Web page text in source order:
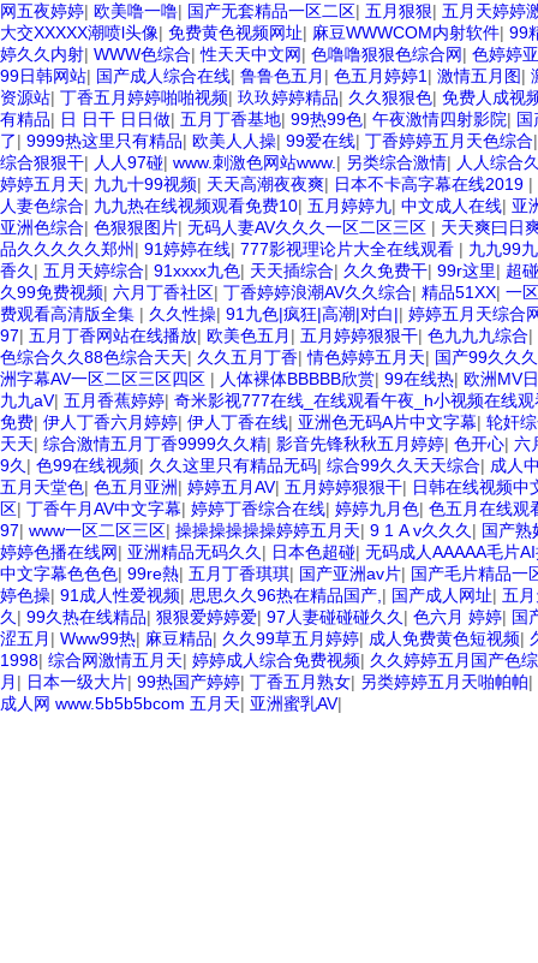
网五夜婷婷| 欧美噜一噜| 国产无套精品一区二区| 五月狠狠| 五月天婷婷
大交XXXXX潮喷l头像| 免费黄色视频网址| 麻豆WWWCOM内射软件| 99
婷久久内射| WWW色综合|性天天中文网| 色噜噜狠狠色综合网| 色婷婷
99日韩网站| 国产成人综合在线| 鲁鲁色五月 | 色五月婷婷1 | 激情五月图|
资源站| 丁香五月婷婷啪啪视频| 玖玖婷婷精品| 久久狠狠色| 免费人成视
有精品| 日 日干 日日做| 五月丁香基地| 99热99色| 午夜激情四射影院| 国
了| 9999热这里只有精品| 欧美人人操| 99爱在线| 丁香婷婷五月天色综合
综合狠狠干| 人人97碰| www.刺激色网站www. | 另类综合激情| 人人综合
婷婷五月天| 九九十99视频| 天天高潮夜夜爽| 日本不卡高字幕在线2019 |
人妻色综合| 九九热在线视频观看免费10| 五月婷婷九| 中文成人在线| 亚
亚洲色综合| 色狠狠图片| 无码人妻AV久久久一区二区三区 | 天天爽曰日
品久久久久久郑州 | 91婷婷在线| 777影视理论片大全在线观看 | 九九99
香久 | 五月天婷综合| 91xxxx九色| 天天插综合| 久久免费干| 99r这里| 超
久99免费视频| 六月丁香社区| 丁香婷婷浪潮AV久久综合| 精品51XX| 一
费观看高清版全集 | 久久性操| 91九色|疯狂|高潮|对白|| 婷婷五月天综合
97| 五月丁香网站在线播放| 欧美色五月 | 五月婷婷狠狠干| 色九九九综合|
色综合久久88色综合天天| 久久五月丁香|情色婷婷五月天| 国产99久久久
洲字幕AV一区二区三区四区 | 人体裸体BBBBB欣赏| 99在线热| 欧洲MV
九九aV| 五月香蕉婷婷| 奇米影视777在线_在线观看午夜_h小视频在线
免费| 伊人丁香六月婷婷| 伊人丁香在线| 亚洲色无码A片中文字幕| 轮奸
天天| 综合激情五月丁香9999久久精| 影音先锋秋秋五月婷婷| 色开心| 六
9久 | 色99在线视频| 久久这里只有精品无码| 综合99久久天天综合| 成人
五月天堂色| 色五月亚洲| 婷婷五月AV| 五月婷婷狠狠干| 日韩在线视频中
区| 丁香午月AV中文字幕| 婷婷丁香综合在线| 婷婷九月色| 色五月在线观
97| www一区二区三区| 操操操操操操婷婷五月天| 9 1 A v久久久 | 国产熟
婷婷色播在线网| 亚洲精品无码久久 | 日本色超碰| 无码成人AAAAA毛片
中文字幕色色色| 99re熱| 五月丁香琪琪| 国产亚洲av片| 国产毛片精品一
婷色操| 91成人性爱视频| 思思久久96热在精品国产, | 国产成人网址| 五
久 | 99久热在线精品| 狠狠爱婷婷爱| 97人妻碰碰碰久久 | 色六月 婷婷| 国
涩五月 | Www99热| 麻豆精品| 久久99草五月婷婷| 成人免费黄色短视频|
1998| 综合网激情五月天| 婷婷成人综合免费视频| 久久婷婷五月国产色
月 | 日本一级大片| 99热国产婷婷| 丁香五月熟女| 另类婷婷五月天啪帕帕|
成人网 www.5b5b5bcom 五月天| 亚洲蜜乳AV|